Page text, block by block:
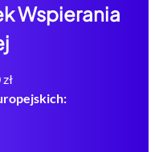
Wspierania